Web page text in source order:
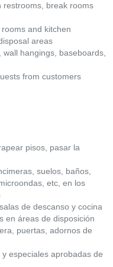
restrooms, break rooms
and kitchen
areas
hangings, baseboards,
from customers
pisos, pasar la
suelos, baños,
etc, en los
de descanso y cocina
en áreas de disposición
puertas, adornos de
especiales aprobadas de